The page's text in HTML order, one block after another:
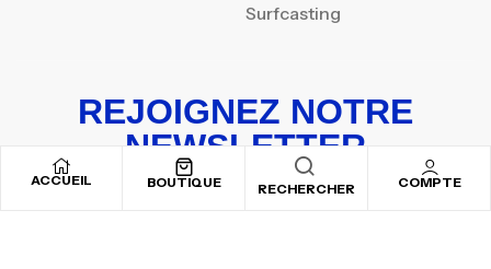
ACCUEIL BOUTIQUE RECHERCHER COMPTE
Surfcasting
REJOIGNEZ NOTRE
NEWSLETTER
Inscrivez-vous pour recevoir nos offres spéciales